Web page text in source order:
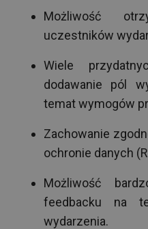
Możliwość
uczestników
Wiele
dodawanie pól
temat wymogów
Zachowanie
ochronie danych
Możliwość
feedbacku na
wydarzenia.